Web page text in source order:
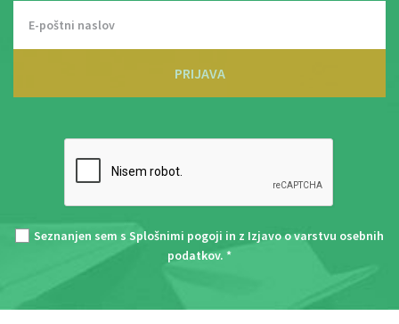
PRIJAVA
Seznanjen sem s Splošnimi pogoji in z Izjavo o varstvu osebnih
podatkov. *